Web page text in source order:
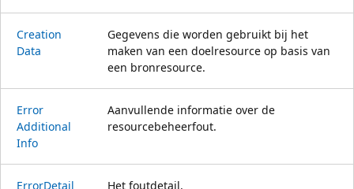
Creation
Data
Gegevens die worden gebruikt bij het
maken van een doelresource op basis van
een bronresource.
Error
Additional
Info
Aanvullende informatie over de
resourcebeheerfout.
ErrorDetail Het foutdetail.